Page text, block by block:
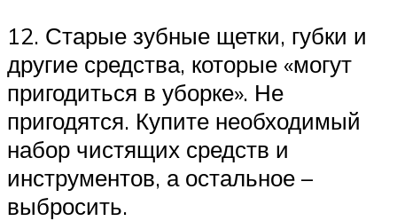
12. Старые зубные щетки, губки и
другие средства, которые «могут
пригодиться в уборке». Не
пригодятся. Купите необходимый
набор чистящих средств и
инструментов, а остальное –
выбросить.